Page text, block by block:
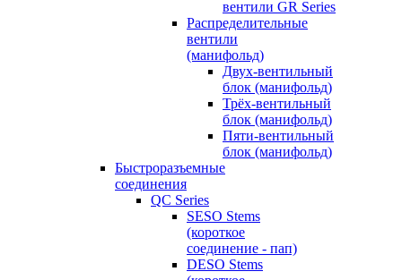
вентили GR Series
Распределительные
вентили
(манифольд)
Двух-вентильный
блок (манифольд)
Трёх-вентильный
блок (манифольд)
Пяти-вентильный
блок (манифольд)
Быстроразъемные
соединения
QC Series
SESO Stems
(короткое
соединение - пап)
DESO Stems